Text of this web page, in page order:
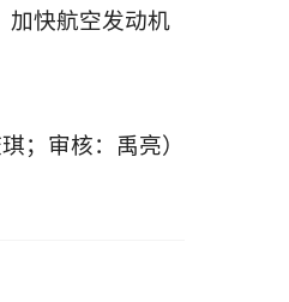
加快航空发动机
；审核：禹亮）